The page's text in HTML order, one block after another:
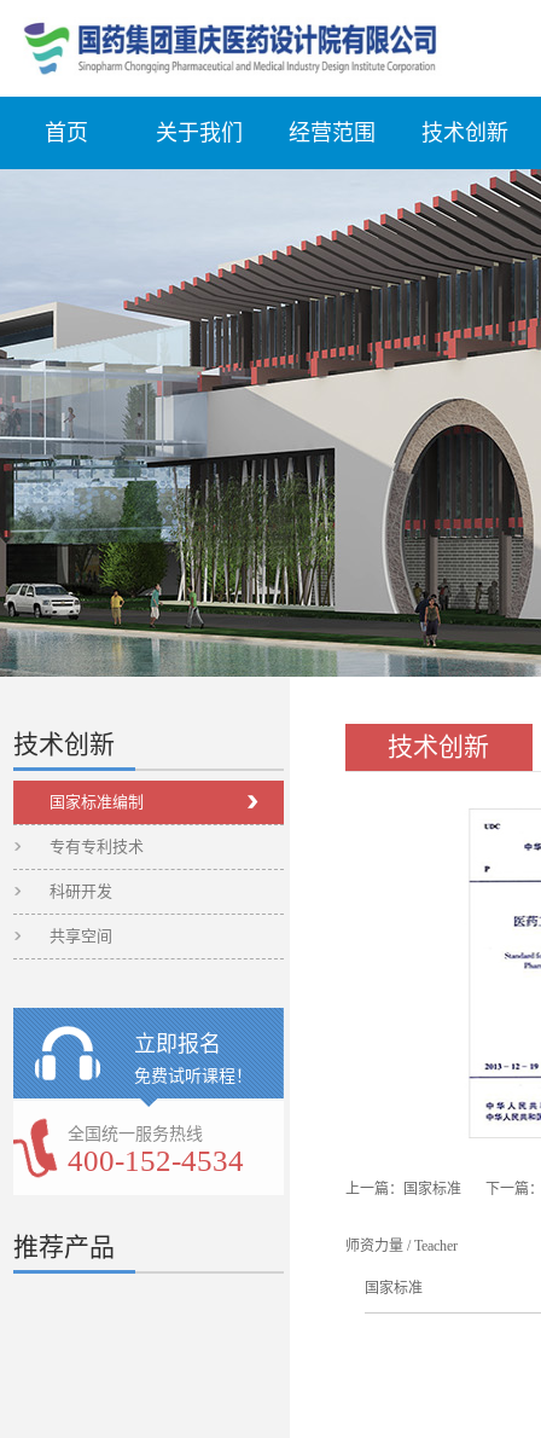
首页 关于我们 经营范围 技术创新
技术创新
国家标准编制
专有专利技术
科研开发
共享空间
立即报名
免费试听课程！
全国统一服务热线
400-152-4534
推荐产品
技术创新
上一篇： 国家标准 下一篇
师资力量 / Teacher
国家标准